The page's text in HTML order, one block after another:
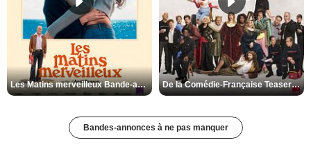
Les Matins merveilleux Bande-annonce VF De la Comédie-Française Teaser VF
Bandes-annonces à ne pas manquer